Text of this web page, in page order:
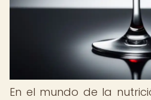
En el mundo de la